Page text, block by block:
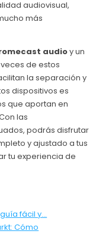
audiovisual,
más
audioy un
de estos
la separación y
dispositivos es
que aportan en
las
podrás disfrutar
y ajustado a tus
tu experiencia de
fácil y…
Cómo